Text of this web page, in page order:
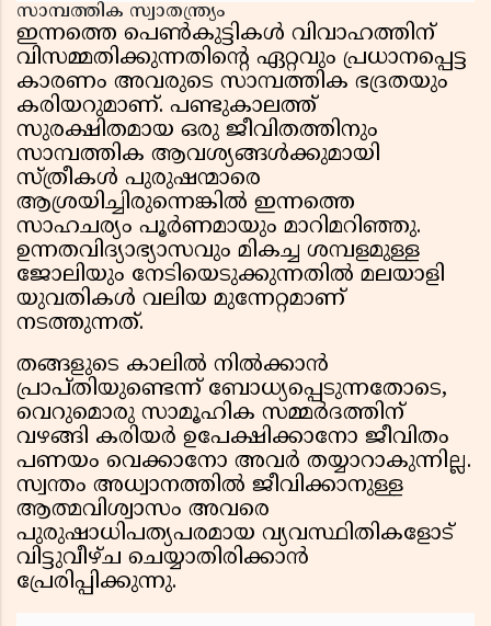
സാമ്പത്തിക സ്വാതന്ത്ര്യം
ഇന്നത്തെ പെൺകുട്ടികൾ വിവാഹത്തിന്
വിസമ്മതിക്കുന്നതിന്റെ ഏറ്റവും പ്രധാനപ്പെട്ട
കാരണം അവരുടെ സാമ്പത്തിക ഭദ്രതയും
കരിയറുമാണ്. പണ്ടുകാലത്ത്
സുരക്ഷിതമായ ഒരു ജീവിതത്തിനും
സാമ്പത്തിക ആവശ്യങ്ങൾക്കുമായി
സ്ത്രീകൾ പുരുഷന്മാരെ
ആശ്രയിച്ചിരുന്നെങ്കിൽ ഇന്നത്തെ
സാഹചര്യം പൂർണമായും മാറിമറിഞ്ഞു.
ഉന്നതവിദ്യാഭ്യാസവും മികച്ച ശമ്പളമുള്ള
ജോലിയും നേടിയെടുക്കുന്നതിൽ മലയാളി
യുവതികൾ വലിയ മുന്നേറ്റമാണ്
നടത്തുന്നത്.
തങ്ങളുടെ കാലിൽ നിൽക്കാൻ
പ്രാപ്തിയുണ്ടെന്ന് ബോധ്യപ്പെടുന്നതോടെ,
വെറുമൊരു സാമൂഹിക സമ്മർദത്തിന്
വഴങ്ങി കരിയർ ഉപേക്ഷിക്കാനോ ജീവിതം
പണയം വെക്കാനോ അവർ തയ്യാറാകുന്നില്ല.
സ്വന്തം അധ്വാനത്തിൽ ജീവിക്കാനുള്ള
ആത്മവിശ്വാസം അവരെ
പുരുഷാധിപത്യപരമായ വ്യവസ്ഥിതികളോട്
വിട്ടുവീഴ്ച ചെയ്യാതിരിക്കാൻ
പ്രേരിപ്പിക്കുന്നു.